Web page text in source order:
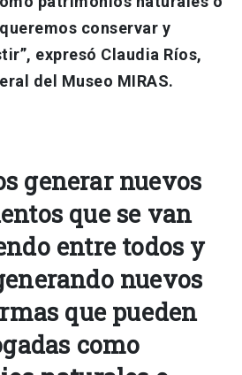
conservar y
expresó Claudia Ríos,
del Museo MIRAS.
generar nuevos
que se van
entre todos y
nuevos
que pueden
como